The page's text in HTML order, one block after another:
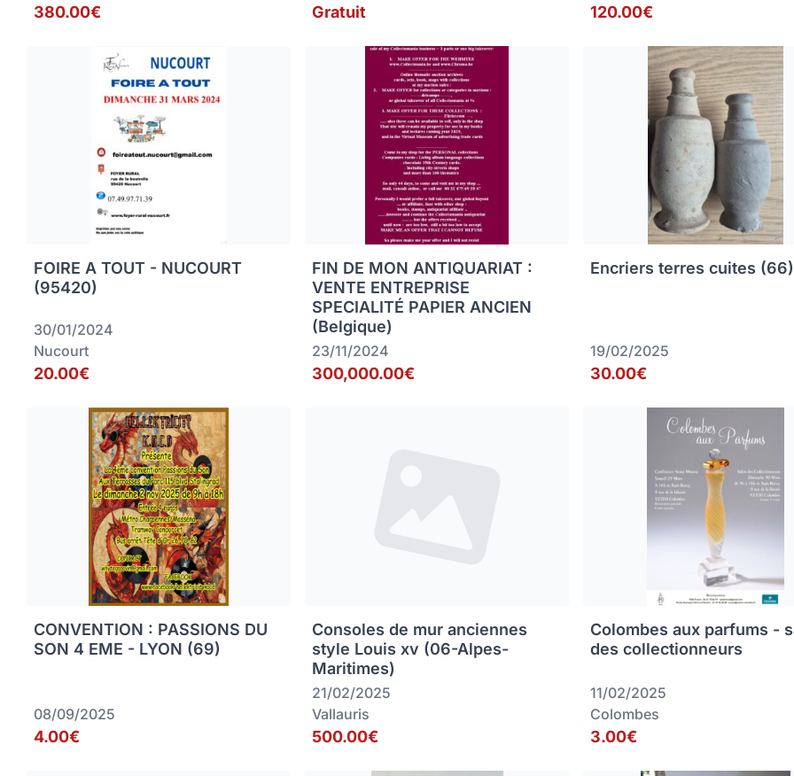
380.00€ Gratuit 120.00€
FOIRE A TOUT - NUCOURT
(95420)
30/01/2024
Nucourt
20.00€
FIN DE MON ANTIQUARIAT :
VENTE ENTREPRISE
SPECIALITÉ PAPIER ANCIEN
(Belgique)
23/11/2024
300,000.00€
Encriers terres cuites (66)
19/02/2025
30.00€
CONVENTION : PASSIONS DU
SON 4 EME - LYON (69)
08/09/2025
4.00€
Consoles de mur anciennes
style Louis xv (06-Alpes-
Maritimes)
21/02/2025
Vallauris
500.00€
Colombes aux parfums -
des collectionneurs
11/02/2025
Colombes
3.00€